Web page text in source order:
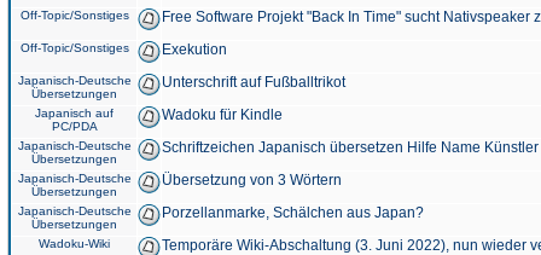
Off-Topic/Sonstiges Free Software Projekt "Back In Time" sucht Nativspeaker
Off-Topic/Sonstiges Exekution
Japanisch-Deutsche
Übersetzungen
Unterschrift auf Fußballtrikot
Japanisch auf
PC/PDA
Wadoku für Kindle
Japanisch-Deutsche
Übersetzungen
Schriftzeichen Japanisch übersetzen Hilfe Name
Japanisch-Deutsche
Übersetzungen
Übersetzung von 3 Wörtern
Japanisch-Deutsche
Übersetzungen
Porzellanmarke, Schälchen aus Japan?
Wadoku-Wiki Temporäre Wiki-Abschaltung (3. Juni 2022), nun wieder